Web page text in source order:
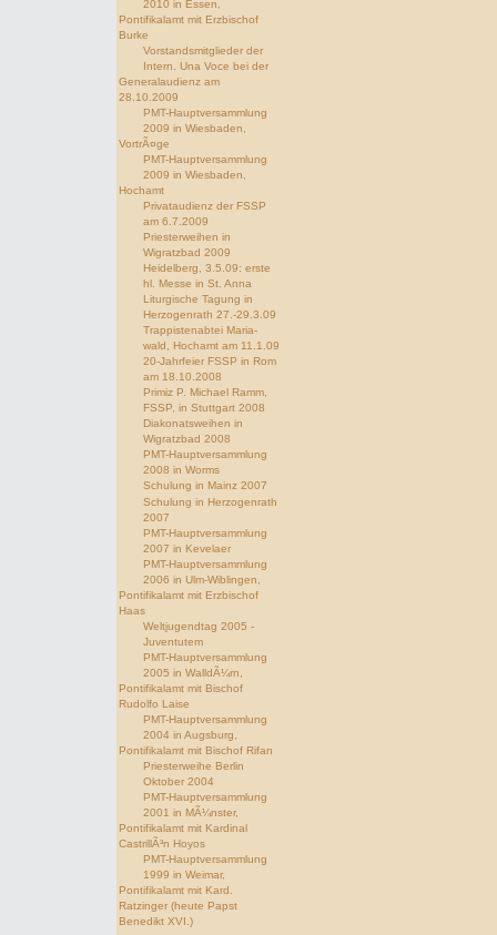
2010 in Essen,
Pontifikalamt mit Erzbischof
Burke
Vorstandsmitglieder der
Intern. Una Voce bei der
Generalaudienz am
28.10.2009
PMT-Hauptversammlung
2009 in Wiesbaden,
VortrÃ¤ge
PMT-Hauptversammlung
2009 in Wiesbaden,
Hochamt
Privataudienz der FSSP
am 6.7.2009
Priesterweihen in
Wigratzbad 2009
Heidelberg, 3.5.09: erste
hl. Messe in St. Anna
Liturgische Tagung in
Herzogenrath 27.-29.3.09
Trappistenabtei Maria-
wald, Hochamt am 11.1.09
20-Jahrfeier FSSP in Rom
am 18.10.2008
Primiz P. Michael Ramm,
FSSP, in Stuttgart 2008
Diakonatsweihen in
Wigratzbad 2008
PMT-Hauptversammlung
2008 in Worms
Schulung in Mainz 2007
Schulung in Herzogenrath
2007
PMT-Hauptversammlung
2007 in Kevelaer
PMT-Hauptversammlung
2006 in Ulm-Wiblingen,
Pontifikalamt mit Erzbischof
Haas
Weltjugendtag 2005 -
Juventutem
PMT-Hauptversammlung
2005 in WalldÃ¼rn,
Pontifikalamt mit Bischof
Rudolfo Laise
PMT-Hauptversammlung
2004 in Augsburg,
Pontifikalamt mit Bischof Rifan
Priesterweihe Berlin
Oktober 2004
PMT-Hauptversammlung
2001 in MÃ¼nster,
Pontifikalamt mit Kardinal
CastrillÃ³n Hoyos
PMT-Hauptversammlung
1999 in Weimar,
Pontifikalamt mit Kard.
Ratzinger (heute Papst
Benedikt XVI.)